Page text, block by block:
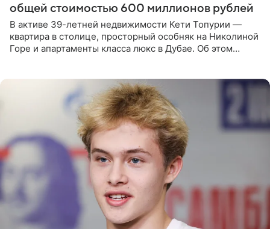
общей стоимостью 600 миллионов рублей
В активе 39-летней недвижимости Кети Топурии —
квартира в столице, просторный особняк на Николиной
Горе и апартаменты класса люкс в Дубае. Об этом